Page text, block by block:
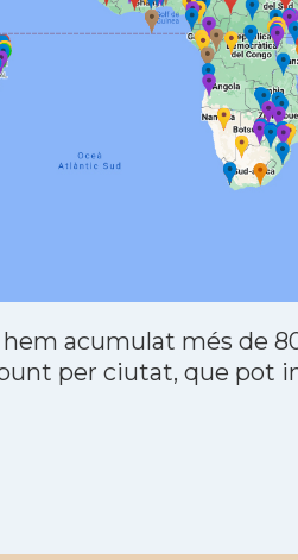
acumulat més de
per ciutat, que pot